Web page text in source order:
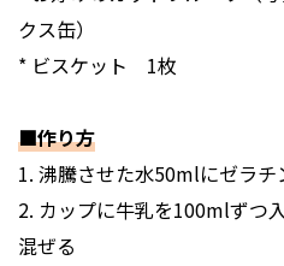
クス缶）
* ビスケット 1枚
■作り方
1. 沸騰させた水50mlにゼラチ
2. カップに牛乳を100mlずつ
混ぜる